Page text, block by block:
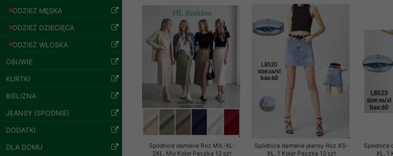
ODZIEŻ MĘSKA
ODZIEŻ DZIECIĘCA
ODZIEŻ WŁOSKA
OBUWIE
KURTKI
BIELIZNA
JEANSY (SPODNIE)
DODATKI
DLA DOMUBluzy damskie Roz
Spódnice damskie Roz M/L-XL-
2XL, Mix Kolor Paczka 12 szt
Spódnice damskie jeansy Roz XS-
XL, 1 Kolor Paczka 12 szt
Spódnice
XL, 1
Wyrażenie zgody jest dobrowolne. Zgodę możesz w każdym momencie
wpływa na zgodność z prawem przetwarzania dokonanego wcześniej.
Dodatkowe informacje, w tym o przysługujących uprawnieniach (prawo
Twoich danych, ograniczenia ich przetwarzania, prawo do ich
podejmowaniu decyzji, w tym profilowaniu, a także prawo wyrażenia
danych osobowych) znajdziesz w Polityce prywatności.
---------------------------------------------------
Polityka prywatności
Polityka prywatności sklepu
Zapewniamy naszym Klientom pełne poszanowanie ich prywatności oraz